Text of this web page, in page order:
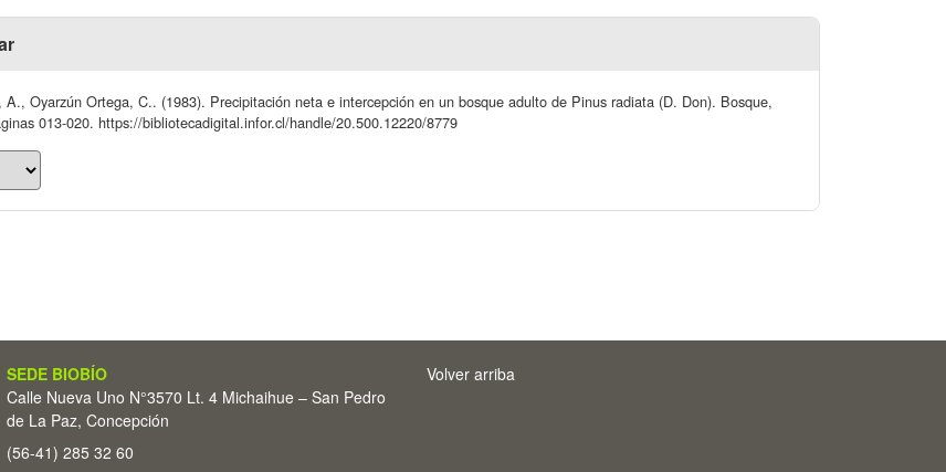
A., Oyarzún Ortega, C.. (1983). Precipitación neta e intercepción en un bosque adulto de Pinus radiata (D. Don). Bosque,
013-020. https://bibliotecadigital.infor.cl/handle/20.500.12220/8779
SEDE BIOBÍO
Calle Nueva Uno N°3570 Lt. 4 Michaihue – San Pedro
de La Paz, Concepción
(56-41) 285 32 60
Volver arriba